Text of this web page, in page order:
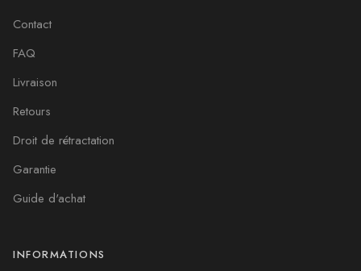
Contact
FAQ
Livraison
Retours
Droit de rétractation
Garantie
Guide d'achat
INFORMATIONS